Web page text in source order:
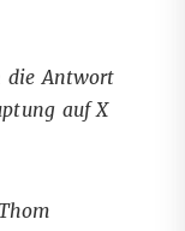
die Antwort
auf X